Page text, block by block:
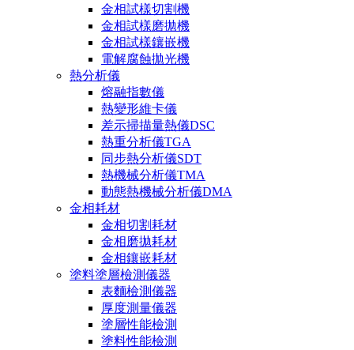
金相試樣切割機
金相試樣磨拋機
金相試樣鑲嵌機
電解腐蝕拋光機
熱分析儀
熔融指數儀
熱變形維卡儀
差示掃描量熱儀DSC
熱重分析儀TGA
同步熱分析儀SDT
熱機械分析儀TMA
動態熱機械分析儀DMA
金相耗材
金相切割耗材
金相磨拋耗材
金相鑲嵌耗材
塗料塗層檢測儀器
表麵檢測儀器
厚度測量儀器
塗層性能檢測
塗料性能檢測